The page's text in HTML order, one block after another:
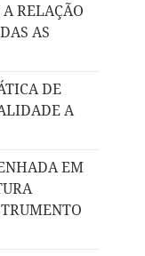
RELAÇÃO
AS
DE
A
EM